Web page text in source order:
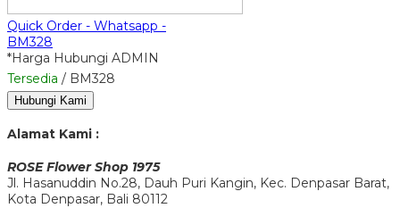
Quick Order - Whatsapp -
BM328
*Harga Hubungi ADMIN
Tersedia / BM328
Hubungi Kami
Alamat Kami :
ROSE Flower Shop 1975
Jl. Hasanuddin No.28, Dauh Puri Kangin, Kec. Denpasar Barat,
Kota Denpasar, Bali 80112